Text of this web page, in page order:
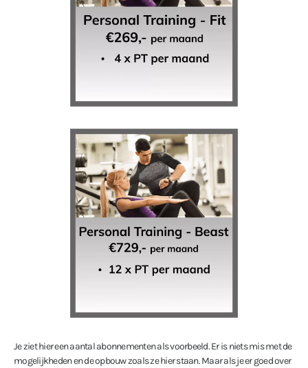
Je ziet hier een aantal abonnementen als voorbeeld. Er is niets mis met de
mogelijkheden en de opbouw zoals ze hier staan. Maar als je er goed over